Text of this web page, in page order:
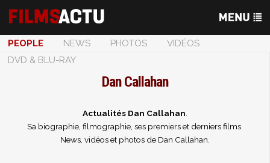
PEOPLE NEWS PHOTOS
VIDÉOS
DVD & BLU-RAY
Dan Callahan
Actualités Dan Callahan
Sa biographie, filmographie, ses premiers et derniers films.
News, vidéos et photos de Dan Callahan.